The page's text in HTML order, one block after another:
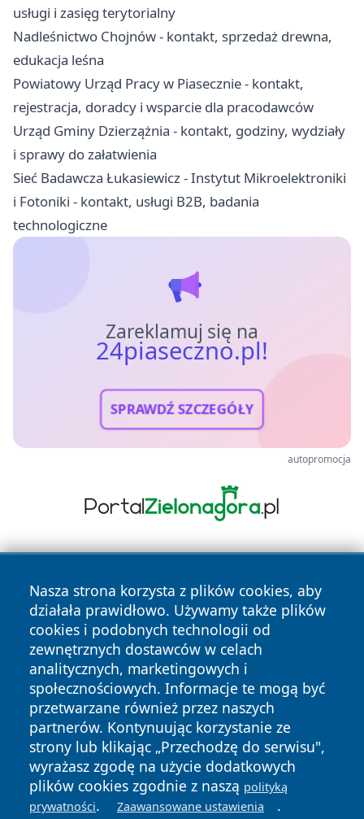
usługi i zasięg terytorialny
Nadleśnictwo Chojnów - kontakt, sprzedaż drewna,
edukacja leśna
Powiatowy Urząd Pracy w Piasecznie - kontakt,
rejestracja, doradcy i wsparcie dla pracodawców
Urząd Gminy Dzierzążnia - kontakt, godziny, wydziały
i sprawy do załatwienia
Sieć Badawcza Łukasiewicz - Instytut Mikroelektroniki
i Fotoniki - kontakt, usługi B2B, badania
technologiczne
Zareklamuj się na
24piaseczno.pl!
SPRAWDŹ SZCZEGÓŁY
autopromocja
Nasza strona korzysta z plików cookies, aby
działała prawidłowo. Używamy także plików
cookies i podobnych technologii od
zewnętrznych dostawców w celach
analitycznych, marketingowych i
społecznościowych. Informacje te mogą być
przetwarzane również przez naszych
partnerów. Kontynuując korzystanie ze
strony lub klikając „Przechodzę do serwisu",
wyrażasz zgodę na użycie dodatkowych
plików cookies zgodnie z naszą polityką
prywatności. Zaawansowane ustawienia .
Copyright © 2026 24piaseczno.pl Wszystkie prawa
zastrzeżone.
News Autorzy
Polityka
Prywatności
Polityka
Cookies